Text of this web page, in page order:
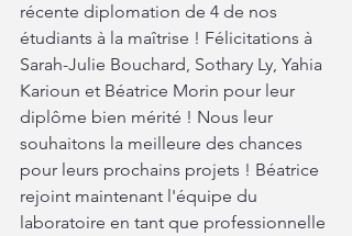
récente diplomation de 4 de nos
étudiants à la maîtrise ! Félicitations à
Sarah-Julie Bouchard, Sothary Ly, Yahia
Karioun et Béatrice Morin pour leur
diplôme bien mérité ! Nous leur
souhaitons la meilleure des chances
pour leurs prochains projets ! Béatrice
rejoint maintenant l'équipe du
laboratoire en tant que professionnelle